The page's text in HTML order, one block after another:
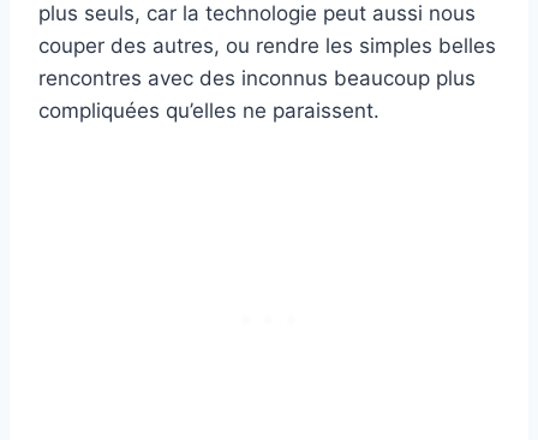
plus seuls, car la technologie peut aussi nous
couper des autres, ou rendre les simples belles
rencontres avec des inconnus beaucoup plus
compliquées qu’elles ne paraissent.